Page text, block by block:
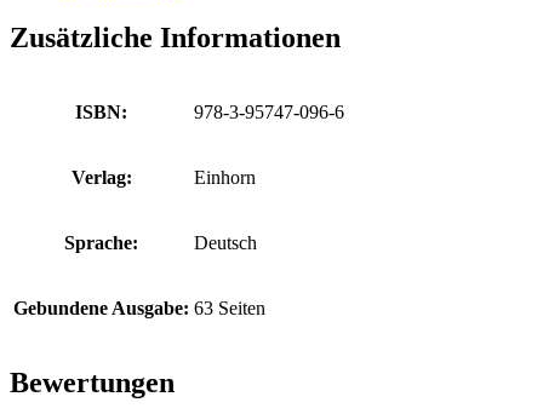
Zusätzliche Informationen
ISBN: 978-3-95747-096-6
Verlag: Einhorn
Sprache: Deutsch
Gebundene Ausgabe: 63 Seiten
Bewertungen